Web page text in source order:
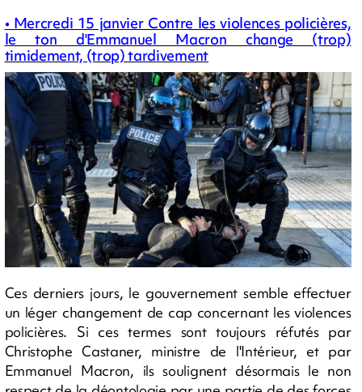
• Mercredi 15 janvier Contre les violences policières,
le ton d'Emmanuel Macron change (trop)
timidement, (trop) tardivement
Ces derniers jours, le gouvernement semble effectuer
un léger changement de cap concernant les violences
policières. Si ces termes sont toujours réfutés par
Christophe Castaner, ministre de l'Intérieur, et par
Emmanuel Macron, ils soulignent désormais le non